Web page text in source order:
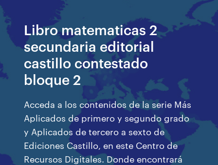
Libro matematicas 2
secundaria editorial
castillo contestado
bloque 2
Acceda a los contenidos de la serie Más
Aplicados de primero y segundo grado
y Aplicados de tercero a sexto de
Ediciones Castillo, en este Centro de
Recursos Digitales. Donde encontrará